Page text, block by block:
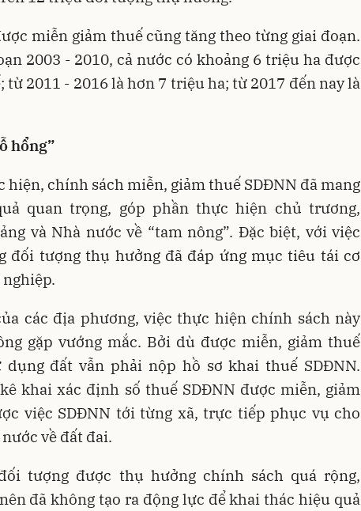
miễn giảm thuế cũng tăng theo từng giai đoạn.
2003 - 2010, cả nước có khoảng 6 triệu ha được
từ 2011 - 2016 là hơn 7 triệu ha; từ 2017 đến nay là
hổng”
hiện, chính sách miễn, giảm thuế SDĐNN đã mang
quan trọng, góp phần thực hiện chủ trương,
và Nhà nước về “tam nông”. Đặc biệt, với việc
đối tượng thụ hưởng đã đáp ứng mục tiêu tái cơ
các địa phương, việc thực hiện chính sách này
gặp vướng mắc. Bởi dù được miễn, giảm thuế
dụng đất vẫn phải nộp hồ sơ khai thuế SDĐNN.
khai xác định số thuế SDĐNN được miễn, giảm
việc SDĐNN tới từng xã, trực tiếp phục vụ cho
về đất đai.
tượng được thụ hưởng chính sách quá rộng,
đã không tạo ra động lực để khai thác hiệu quả